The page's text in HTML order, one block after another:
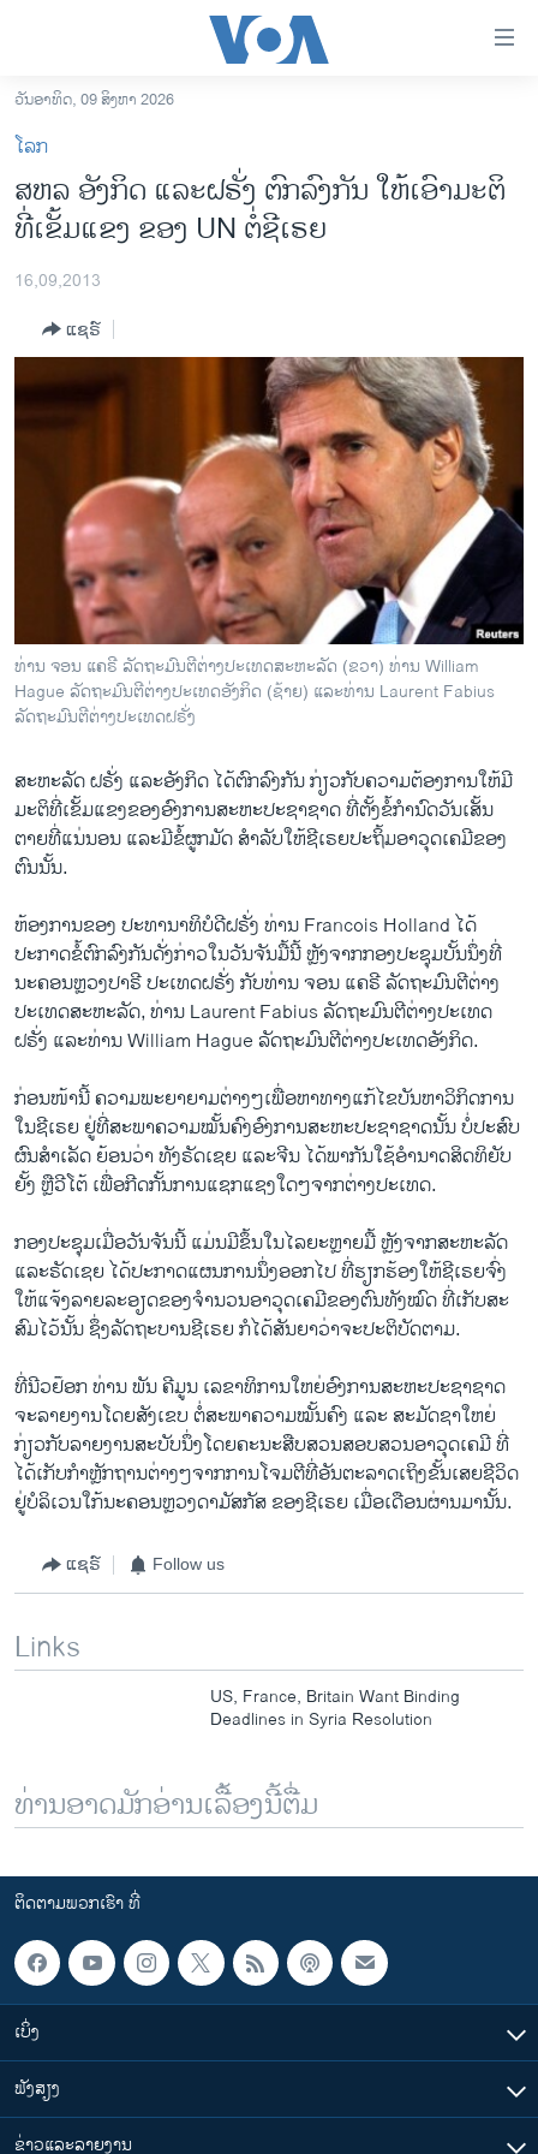
ເຂົ້າ
ຫາ
ຂ້າມ
ຂ້າມ
ຫາ
ອາເມຣິກາ
ຂ່າວ​ຈີນ
ໂລກ
ເອເຊຍ
ອິດສະຫຼະພາບດ້ານການຂ່າວ
ຊີວິດຊາວລາວ
ຊຸມຊົນຊາວລາວ
ວິທະຍາສາດ-ເທັກໂນໂລຈີ
ທຸລະກິດ
ພາສາອັງກິດ
ວີດີໂອ
ສຽງ
ລາຍການກະຈາຍສຽງ
ລາຍງານ
ຕິດຕາມພວກເຮົາ ທີ່
ພາສາຕ່າງໆ
ວັນອາທິດ, 09 ສິງຫາ 2026
ໂລກ
ສຫລ ອັງກິດ ແລະຝຣັ່ງ ຕົກລົງກັນ ໃຫ້ເອົາມະຕິ
ທີ່ເຂັ້ມແຂງ ຂອງ UN ຕໍ່ຊີເຣຍ
16,09,2013
ແຊຣ໌
ທ່ານ ຈອນ ແຄຣີ ລັດຖະມົນຕີຕ່າງປະເທດສະຫະລັດ (ຂວາ) ທ່ານ William
Hague ລັດຖະມົນຕີຕ່າງປະເທດອັງກິດ (ຊ້າຍ) ແລະທ່ານ Laurent Fabius
ລັດຖະມົນຕີຕ່າງປະເທດຝຣັ່ງ
ສະຫະລັດ ຝຣັ່ງ ​ແລະ​ອັງກິດ ​ໄດ້​ຕົກລົງ​ກັນ ກ່ຽວ​ກັບ​ຄວາມ​ຕ້ອງການ​ໃຫ້ມີ​
ມະຕິ​ທີ່​ເຂັ້ມ​ແຂງ​ຂອງ​ອົງການ​ສະຫະ​ປະຊາ​ຊາດ ທີ່​ຕັ້ງ​ຂໍ້​ກໍານົດວັນ​ເສັ້ນ
ຕາຍ​ທີ່​ແນ່ນອນ ​ແລະມີ​ຂໍ້​ຜູກ​ມັດ ສໍາລັບ​ໃຫ້​ຊີ​ເຣຍປະ​ຖິ້ມ​ອາວຸດ​ເຄມີ​ຂອງ​
ຕົນ​ນັ້ນ.
ຫ້ອງການ​ຂອງ ປະທານາທິບໍດີ​ຝຣັ່ງ ທ່ານ Francois Holland ​ໄດ້​
ປະກາດ​ຂໍ້​ຕົກລົງ​ກັນ​ດັ່ງກ່າວໃນວັນ​ຈັນ​ມື້​ນີ້ ຫຼັງຈາກ​ກອງ​ປະຊຸມ​ບັ້ນ​ນຶ່ງ​ທີ່
ນະຄອນຫຼວງປາຣີ ປະ​ເທດ​ຝຣັ່ງ ກັບ​ທ່ານ ຈອນ ​ແຄ​ຣີ ລັດຖະມົນຕີ​ຕ່າງ
ປະ​ເທດ​ສະຫະລັດ, ທ່ານ Laurent Fabius ລັດຖະມົນຕີ​ຕ່າງປະ​ເທດ
ຝຣັ່ງ ​ແລະ​ທ່ານ William Hague ລັດຖະມົນຕີ​ຕ່າງປະ​ເທດ​ອັງກິດ.
ກ່ອນ​ໜ້າ​ນີ້ ຄວາມ​ພະຍາຍາມ​ຕ່າງໆ​ເພື່ອ​ຫາ​ທາງ​ແກ້​ໄຂ​ບັນຫາ​ວິ​ກິດ​ການ​
ໃນ​ຊີ​ເຣຍ ຢູ່​ທີ່​ສະພາ​ຄວາມ​ໝັ້ນຄົງ​ອົງການ​ສະຫະ​ປະຊາ​ຊາດ​ນັ້ນ ບໍ່​ປະສົບ​
ຜົນ​ສໍາ​ເລັດ ຍ້ອນ​ວ່າ ທັງຣັດ​ເຊຍ ​ແລະ​ຈີນ ​ໄດ້​ພາກັນ​ໃຊ້​ອໍານາດ​ສິດ​ທິຍັບ​
ຍັ້ງ ຫຼືວີ​ໂຕ້ ເພື່ອ​ກີດ​ກັ້ນ​ການ​ແຊກ​ແຊງ​ໃດໆ​ຈາກ​ຕ່າງປະ​ເທດ​.
ກອງ​ປະຊຸມ​ເມື່ອ​ວັນ​ຈັນ​ນີ້ ​ແມ່ນ​ມີ​ຂຶ້ນ​ໃນ​ໄລຍະຫຼາຍມື້ ຫຼັງຈາກ​ສະຫະລັດ ​
ແລະຣັດ​ເຊຍ ​ໄດ້​ປະກາດ​ແຜນການ​ນຶ່ງ​ອອກໄປ ​ທີ່​ຮຽກຮ້ອງ​ໃຫ້​ຊີ​ເຣຍຈົ່ງ ​
ໃຫ້​ແຈ້ງ​ລາຍ​ລະອຽດ​ຂອງ​ຈໍານວນ​ອາວຸດ​ເຄມີ​ຂອງ​ຕົນທັງ​ໝົດ ທີ່​ເກັບ​ສະ​
ສົມ​ໄວ້​ນັ້ນ ຊຶ່ງ​ລັດຖະບານ​ຊີ​ເຣຍ ​ກໍໄດ້​ສັນຍາ​ວ່າ​ຈະ​ປະຕິບັດ​ຕາມ.
ທີ່​ນີວຢ໊ອກ ທ່ານ ພັນ ຄີ​ມູນ ​ເລຂາທິການ​ໃຫຍ່​ອົງການ​ສະຫະ​ປະຊາ​ຊາດ
ຈະລາ​ຍງານ​ໂດຍ​ສັງ​ເຂ​ບ ຕໍ່​ສະພາ​ຄວາມ​ໝັ້ນຄົງ ​ແລະ ສະມັດຊາ​ໃຫຍ່
ກ່ຽວ​ກັບ​ລາຍ​ງານ​ສະບັບນຶ່ງ​ໂດຍ​ຄະນະ​ສືບສວນ​ສອບສວນ​ອາ​ວຸດ​ເຄມີ ທີ່​
ໄດ້​ເກັບ​ກໍາຫຼັກຖານ​ຕ່າງໆ​ຈາກການ​ໂຈມ​ຕີ​ທີ່​ອັນຕະລາດ​ເຖິງ​ຂັ້ນ​ເສຍ​ຊີວິດ
ຢູ່​ບໍລິ​ເວນ​ໃກ້​ນະຄອນຫຼວງດາ​ມັສກັສ ຂອງ​ຊີ​ເຣຍ ​ເມື່ອ​ເດືອນ​ຜ່ານ​ມານັ້ນ.
ແຊຣ໌ Follow us
Links
US, France, Britain Want Binding
Deadlines in Syria Resolution
ທ່ານອາດມັກອ່ານເລື້ອງນີ້ຕື່ມ
ຕິດຕາມພວກເຮົາ ທີ່
ເບິ່ງ
ຟັງສຽງ
ຂ່າວແລະລາຍງານ